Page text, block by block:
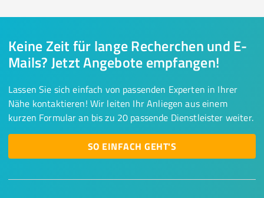
Keine Zeit für lange Recherchen und E-
Mails? Jetzt Angebote empfangen!
Lassen Sie sich einfach von passenden Experten in Ihrer
Nähe kontaktieren! Wir leiten Ihr Anliegen aus einem
kurzen Formular an bis zu 20 passende Dienstleister weiter.
SO EINFACH GEHT'S